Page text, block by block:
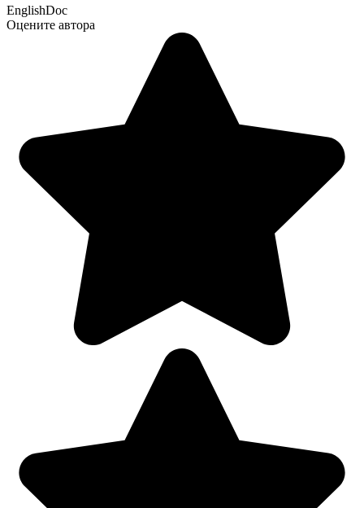
EnglishDoc
Оцените автора